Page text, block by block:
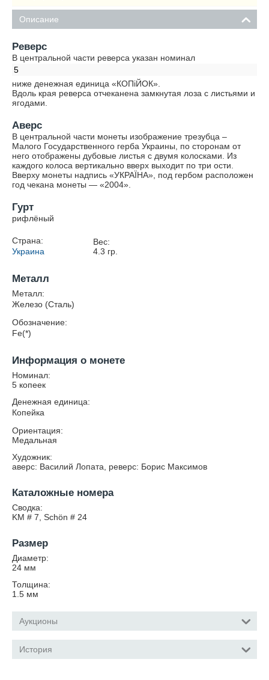
Описание
Реверс
В центральной части реверса указан номинал
5
ниже денежная единица «КОПiЙОК».
Вдоль края реверса отчеканена замкнутая лоза с листьями и
ягодами.
Аверс
В центральной части монеты изображение трезубца –
Малого Государственного герба Украины, по сторонам от
него отображены дубовые листья с двумя колосками. Из
каждого колоса вертикально вверх выходит по три ости.
Вверху монеты надпись «УКРАЇНА», под гербом расположен
год чекана монеты — «2004».
Гурт
рифлёный
Страна:
Украина
Вес:
4.3 гр.
Металл
Металл:
Железо (Сталь)
Обозначение:
Fe(*)
Информация о монете
Номинал:
5 копеек
Денежная единица:
Копейка
Ориентация:
Медальная
Художник:
аверс: Василий Лопата, реверс: Борис Максимов
Каталожные номера
Сводка:
KM # 7, Schön # 24
Размер
Диаметр:
24 мм
Толщина:
1.5 мм
Аукционы
История